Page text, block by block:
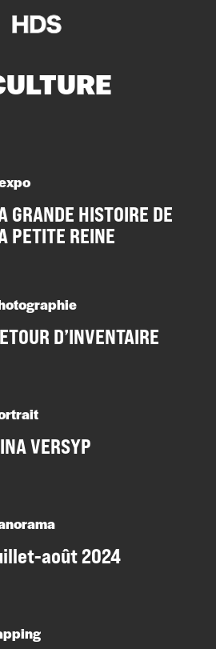
GRANDE HISTOIRE DE
PETITE REINE
D’INVENTAIRE
VERSYP
août 2024